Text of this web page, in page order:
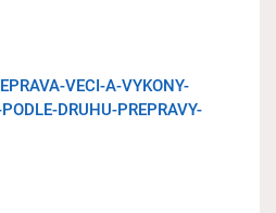
VECI-A-VYKONY-
DRUHU-PREPRAVY-